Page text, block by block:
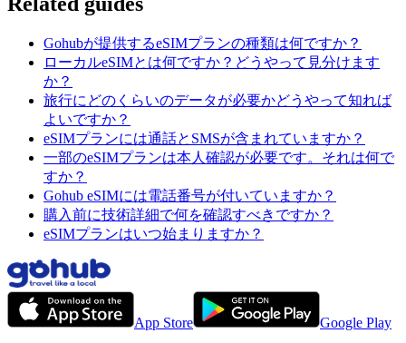
Gohubが提供するeSIMプランの種類は何ですか？
ローカルeSIMとは何ですか？どうやって見分けます
か？
旅行にどのくらいのデータが必要かどうやって知れば
よいですか？
eSIMプランには通話とSMSが含まれていますか？
一部のeSIMプランは本人確認が必要です。それは何で
すか？
Gohub eSIMには電話番号が付いていますか？
購入前に技術詳細で何を確認すべきですか？
eSIMプランはいつ始まりますか？
App Store Google Play